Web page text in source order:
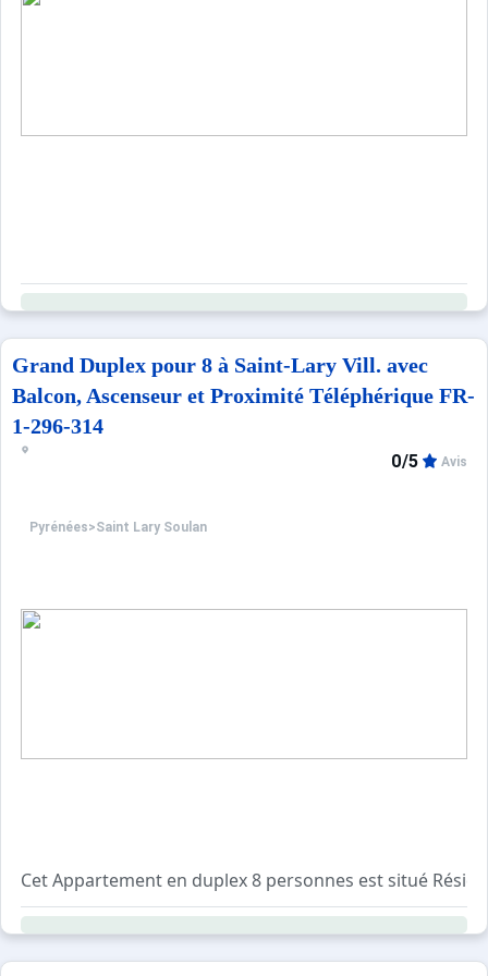
Seuls les équipements mentionnés spécifiquement
Grand Duplex pour 8 à Saint-Lary Vill. avec
Balcon, Ascenseur et Proximité Téléphérique FR-
1-296-314
Pyrénées>Saint Lary Soulan
0/5 Avis
Cet Appartement
Au 3ème étage avec ascenseur il a une exposition SUD
Il se compose au premier niveau :